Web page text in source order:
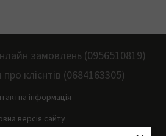
замовлень (0956510819)
клієнтів (0684163305)
інформація
версія сайту